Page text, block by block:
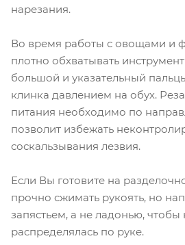
нарезания.
Во время работы с овощами и
плотно обхватывать
большой и указательный
клинка давлением на обух.
питания необходимо по
позволит избежать
соскальзывания лезвия.
Если Вы готовите на
прочно сжимать рукоять, но
запястьем, а не ладонью, чтобы
распределялась по руке.